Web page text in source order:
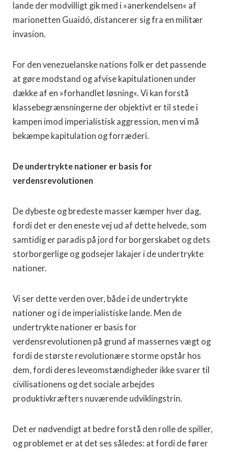
lande der modvilligt gik med i »anerkendelsen« af
marionetten Guaidó, distancerer sig fra en militær
invasion.
For den venezuelanske nations folk er det passende
at gøre modstand og afvise kapitulationen under
dække af en »forhandlet løsning«. Vi kan forstå
klassebegrænsningerne der objektivt er til stede i
kampen imod imperialistisk aggression, men vi må
bekæmpe kapitulation og forræderi.
De undertrykte nationer er basis for
verdensrevolutionen
De dybeste og bredeste masser kæmper hver dag,
fordi det er den eneste vej ud af dette helvede, som
samtidig er paradis på jord for borgerskabet og dets
storborgerlige og godsejer lakajer i de undertrykte
nationer.
Vi ser dette verden over, både i de undertrykte
nationer og i de imperialistiske lande. Men de
undertrykte nationer er basis for
verdensrevolutionen på grund af massernes vægt og
fordi de største revolutionære storme opstår hos
dem, fordi deres leveomstændigheder ikke svarer til
civilisationens og det sociale arbejdes
produktivkræfters nuværende udviklingstrin.
Det er nødvendigt at bedre forstå den rolle de spiller,
og problemet er at det ses således: at fordi de fører